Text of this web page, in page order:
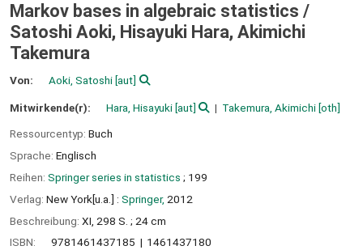
Markov bases in algebraic statistics /
Satoshi Aoki, Hisayuki Hara, Akimichi
Takemura
Von: Aoki, Satoshi[aut]
Mitwirkende(r): Hara, Hisayuki[aut] Takemura, Akimichi[oth]
Ressourcentyp: Buch
Sprache: Englisch
Reihen: Springer series in statistics ; 199
Verlag: New York[u.a.] : Springer, 2012
Beschreibung: XI, 298 S. ; 24 cm
ISBN:
9781461437185
1461437180